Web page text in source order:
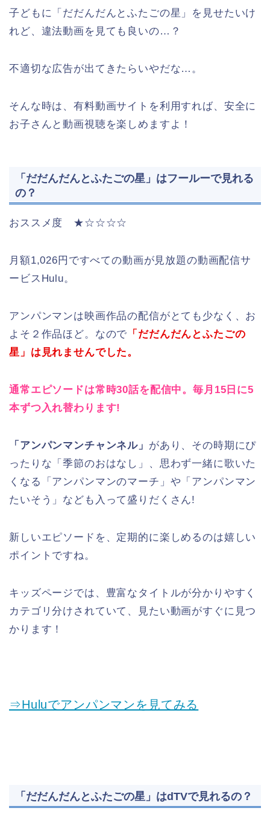
子どもに「だだんだんとふたごの星」を見せたいけ
れど、違法動画を見ても良いの…？
不適切な広告が出てきたらいやだな…。
そんな時は、有料動画サイトを利用すれば、安全に
お子さんと動画視聴を楽しめますよ！
「だだんだんとふたごの星」はフールーで見れる
の？
おススメ度 ★☆☆☆☆
月額1,026円ですべての動画が見放題の動画配信サ
ービスHulu。
アンパンマンは映画作品の配信がとても少なく、お
よそ２作品ほど。なので 「だだんだんとふたごの
星」は見れませんでした。
通常エピソードは常時30話を配信中。毎月15日に5
本ずつ入れ替わります!
「アンパンマンチャンネル」 があり、その時期にぴ
ったりな「季節のおはなし」、思わず一緒に歌いた
くなる「アンパンマンのマーチ」や「アンパンマン
たいそう」なども入って盛りだくさん!
新しいエピソードを、定期的に楽しめるのは嬉しい
ポイントですね。
キッズページでは、豊富なタイトルが分かりやすく
カテゴリ分けされていて、見たい動画がすぐに見つ
かります！
⇒Huluでアンパンマンを見てみる
「だだんだんとふたごの星」はdTVで見れるの？